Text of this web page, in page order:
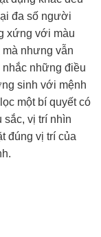
đa số người
xứng với màu
nhưng vẫn
những điều
sinh với mệnh
một bí quyết có
sắc, vị trí nhìn
đúng vị trí của